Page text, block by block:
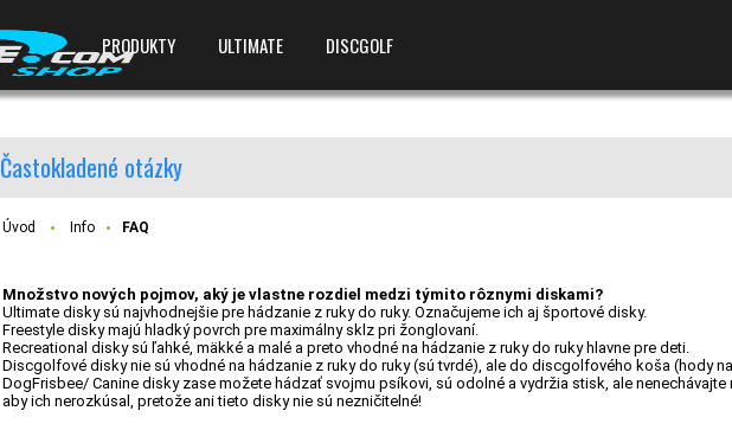
PRODUKTY ULTIMATE DISCGOLF
Častokladené otázky
Úvod Info FAQ
Množstvo nových pojmov, aký je vlastne rozdiel medzi týmito rôznymi diskami?
Ultimate disky sú najvhodnejšie pre hádzanie z ruky do ruky. Označujeme ich aj športové disky.
Freestyle disky majú hladký povrch pre maximálny sklz pri žonglovaní.
Recreational disky sú ľahké, mäkké a malé a preto vhodné na hádzanie z ruky do ruky hlavne pre deti.
Discgolfové disky nie sú vhodné na hádzanie z ruky do ruky (sú tvrdé), ale do discgolfového koša (hody
DogFrisbee/ Canine disky zase možete hádzať svojmu psíkovi, sú odolné a vydržia stisk, ale nenechávajte
aby ich nerozkúsal, pretože ani tieto disky nie sú nezničitelné!